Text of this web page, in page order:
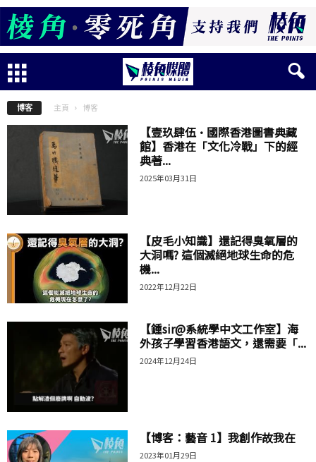
博客 主頁 博客
【壹玖肆伍·國際香港圖書典藏
館】香港在「文化冷戰」下的經
典著...
2025年03月31日
【皮毛小知識】還記得臭氧層的
大洞嗎? 這個滅絕地球生命的危
機...
2022年12月22日
【鍾sir@系統學中文工作室】海
外孩子學習香港語文，還需要「...
2024年12月24日
【博客：藝音 1】我創作故我在
2023年01月29日